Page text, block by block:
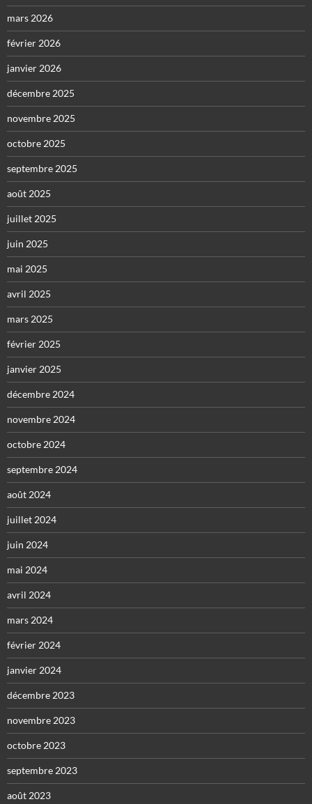
mars 2026
février 2026
janvier 2026
décembre 2025
novembre 2025
octobre 2025
septembre 2025
août 2025
juillet 2025
juin 2025
mai 2025
avril 2025
mars 2025
février 2025
janvier 2025
décembre 2024
novembre 2024
octobre 2024
septembre 2024
août 2024
juillet 2024
juin 2024
mai 2024
avril 2024
mars 2024
février 2024
janvier 2024
décembre 2023
novembre 2023
octobre 2023
septembre 2023
août 2023